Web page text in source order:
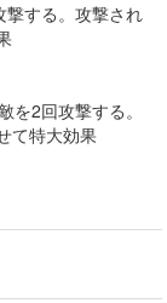
撃する。攻撃され
を2回攻撃する。
て特大効果